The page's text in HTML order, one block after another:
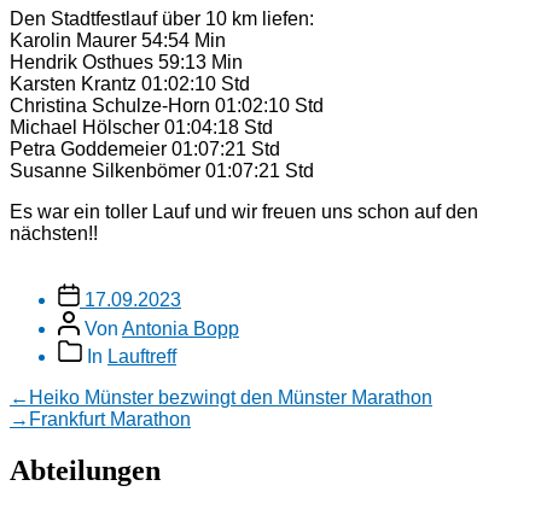
Den Stadtfestlauf über 10 km liefen:
Karolin Maurer 54:54 Min
Hendrik Osthues 59:13 Min
Karsten Krantz 01:02:10 Std
Christina Schulze-Horn 01:02:10 Std
Michael Hölscher 01:04:18 Std
Petra Goddemeier 01:07:21 Std
Susanne Silkenbömer 01:07:21 Std
Es war ein toller Lauf und wir freuen uns schon auf den
nächsten!!
Veröffentlichungsdatum
17.09.2023
Beitragsautor
Von Antonia Bopp
Beitragskategorien
In Lauftreff
Beitragsnavigation
← Vorheriger
Beitrag:
Heiko Münster bezwingt den Münster Marathon
→ Nächster
Frankfurt Marathon
Abteilungen